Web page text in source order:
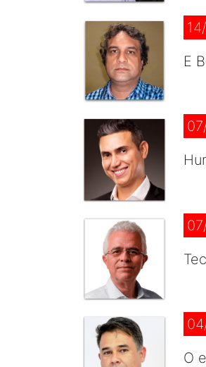
E
O